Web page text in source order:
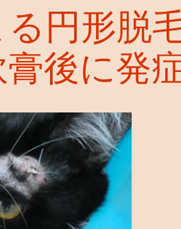
る円形
後に発